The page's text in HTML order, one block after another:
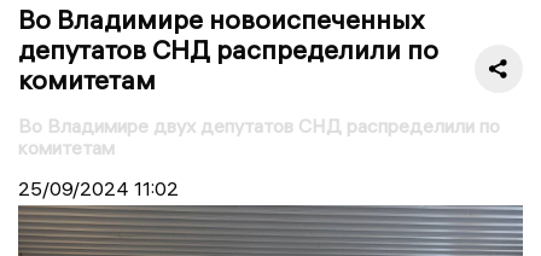
Во Владимире новоиспеченных
депутатов СНД распределили по
комитетам
Во Владимире двух депутатов СНД распределили по
комитетам
25/09/2024 11:02